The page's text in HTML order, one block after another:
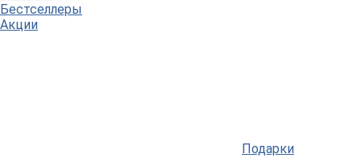
Бестселлеры
Акции
Подарки